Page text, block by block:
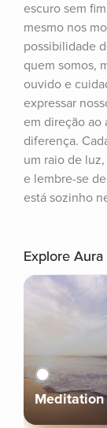
escuro sem
mesmo nos
possibilidade
quem somos,
ouvido e
expressar
em direção ao
diferença.
um raio de
e lembre-se
está sozinho
Explore Aura
Meditation